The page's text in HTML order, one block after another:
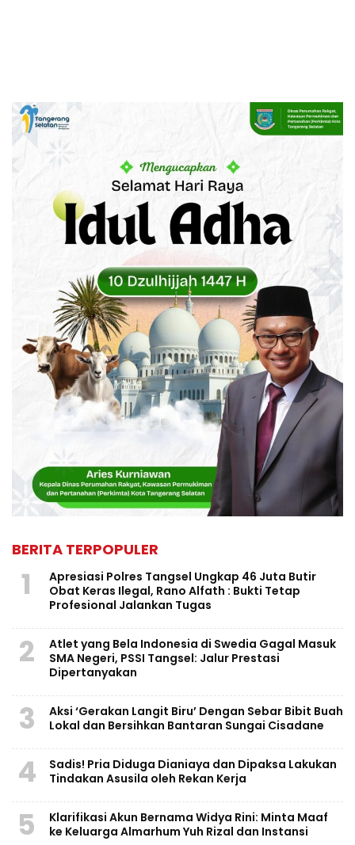
BERITA TERPOPULER
1
Apresiasi Polres Tangsel Ungkap 46 Juta Butir
Obat Keras Ilegal, Rano Alfath : Bukti Tetap
Profesional Jalankan Tugas
2
Atlet yang Bela Indonesia di Swedia Gagal Masuk
SMA Negeri, PSSI Tangsel: Jalur Prestasi
Dipertanyakan
3
Aksi ‘Gerakan Langit Biru’ Dengan Sebar Bibit Buah
Lokal dan Bersihkan Bantaran Sungai Cisadane
4
Sadis! Pria Diduga Dianiaya dan Dipaksa Lakukan
Tindakan Asusila oleh Rekan Kerja
5
Klarifikasi Akun Bernama Widya Rini: Minta Maaf
ke Keluarga Almarhum Yuh Rizal dan Instansi